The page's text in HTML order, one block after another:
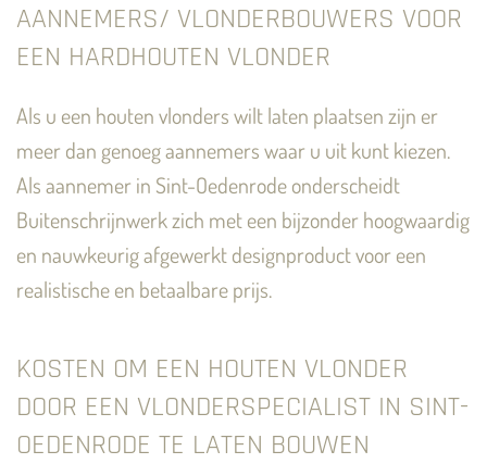
AANNEMERS/ VLONDERBOUWERS VOOR
EEN HARDHOUTEN VLONDER
Als u een houten vlonders wilt laten plaatsen zijn er
meer dan genoeg aannemers waar u uit kunt kiezen.
Als aannemer in Sint-Oedenrode onderscheidt
Buitenschrijnwerk zich met een bijzonder hoogwaardig
en nauwkeurig afgewerkt designproduct voor een
realistische en betaalbare prijs.
KOSTEN OM EEN HOUTEN VLONDER
DOOR EEN VLONDERSPECIALIST IN SINT-
OEDENRODE TE LATEN BOUWEN